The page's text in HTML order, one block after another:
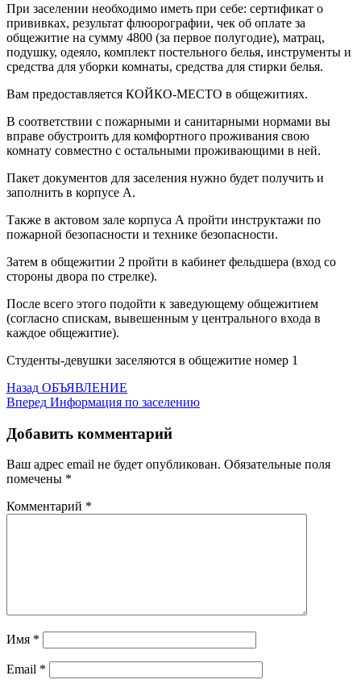
При заселении необходимо иметь при себе: сертификат о
прививках, результат флюорографии, чек об оплате за
общежитие на сумму 4800 (за первое полугодие), матрац,
подушку, одеяло, комплект постельного белья, инструменты и
средства для уборки комнаты, средства для стирки белья.
Вам предоставляется КОЙКО-МЕСТО в общежитиях.
В соответствии с пожарными и санитарными нормами вы
вправе обустроить для комфортного проживания свою
комнату совместно с остальными проживающими в ней.
Пакет документов для заселения нужно будет получить и
заполнить в корпусе А.
Также в актовом зале корпуса А пройти инструктажи по
пожарной безопасности и технике безопасности.
Затем в общежитии 2 пройти в кабинет фельдшера (вход со
стороны двора по стрелке).
После всего этого подойти к заведующему общежитием
(согласно спискам, вывешенным у центрального входа в
каждое общежитие).
Студенты-девушки заселяются в общежитие номер 1
Навигация
по
записям
Назад Предыдущая
запись:
ОБЪЯВЛЕНИЕ
Вперед Следующая
Информация по заселению
Добавить комментарий
Ваш адрес email не будет опубликован. Обязательные поля
помечены *
Комментарий *
Имя *
Email *